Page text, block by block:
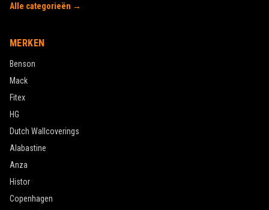
Alle categorieën →
MERKEN
Benson
Mack
Fitex
HG
Dutch Wallcoverings
Alabastine
Anza
Histor
Copenhagen